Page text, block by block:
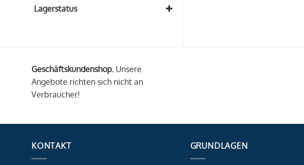
50 Rollen
Lagerstatus
Geschäftskundenshop. Unsere
Angebote richten sich nicht an
Verbraucher!
KONTAKT GRUNDLAGEN